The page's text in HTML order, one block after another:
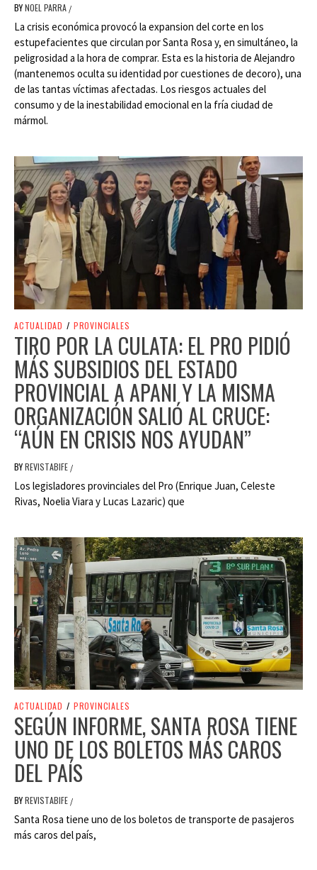
BYNOEL PARRA /
La crisis económica provocó la expansion del corte en los
estupefacientes que circulan por Santa Rosa y, en simultáneo, la
peligrosidad a la hora de comprar. Esta es la historia de Alejandro
(mantenemos oculta su identidad por cuestiones de decoro), una
de las tantas víctimas afectadas. Los riesgos actuales del
consumo y de la inestabilidad emocional en la fría ciudad de
mármol.
ACTUALIDAD / PROVINCIALES
TIRO POR LA CULATA: EL PRO PIDIÓ
MÁS SUBSIDIOS DEL ESTADO
PROVINCIAL A APANI Y LA MISMA
ORGANIZACIÓN SALIÓ AL CRUCE:
“AÚN EN CRISIS NOS AYUDAN”
BYREVISTABIFE /
Los legisladores provinciales del Pro (Enrique Juan, Celeste
Rivas, Noelia Viara y Lucas Lazaric) que
ACTUALIDAD / PROVINCIALES
SEGÚN INFORME, SANTA ROSA TIENE
UNO DE LOS BOLETOS MÁS CAROS
DEL PAÍS
BYREVISTABIFE /
Santa Rosa tiene uno de los boletos de transporte de pasajeros
más caros del país,